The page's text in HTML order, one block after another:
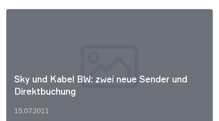
Verhandlungen sind nun etliche Schauspieler in
Sky und Kabel BW: zwei neue Sender und
Direktbuchung
15.07.2011